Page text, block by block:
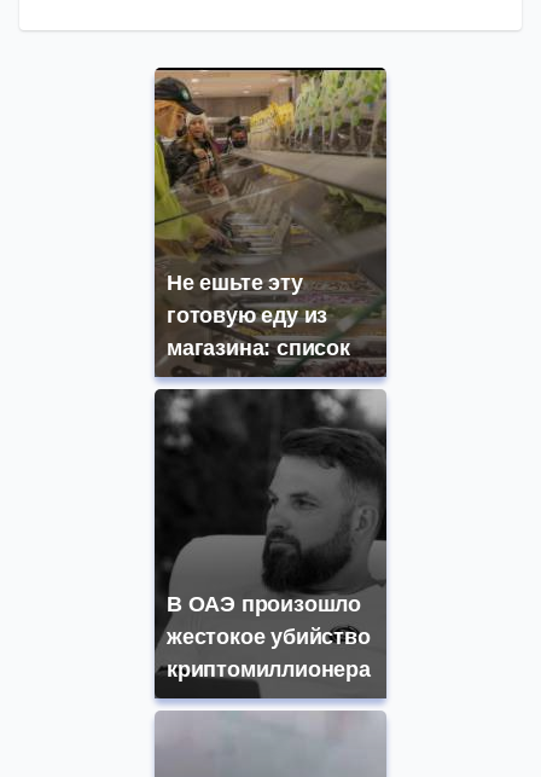
Не ешьте эту
готовую еду из
магазина: список
В ОАЭ произошло
жестокое убийство
криптомиллионера